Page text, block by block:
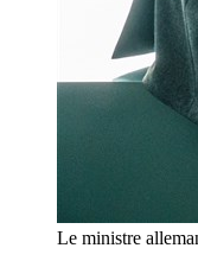
Le ministre